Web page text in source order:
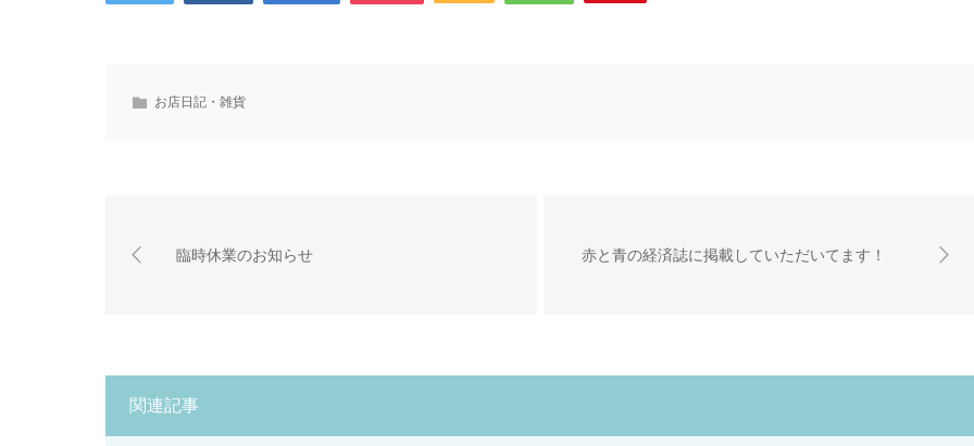
お店日記・雑貨
臨時休業のお知らせ 赤と青の経済誌に掲載していただいてます！
関連記事